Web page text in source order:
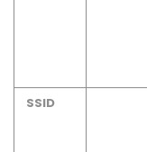
SSID